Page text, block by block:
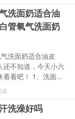
洗面奶适合油
管氧气洗面奶
洗面奶适合油皮
还不知道，今天小六
看看吧！ 1、洗面...
表
洗澡好吗